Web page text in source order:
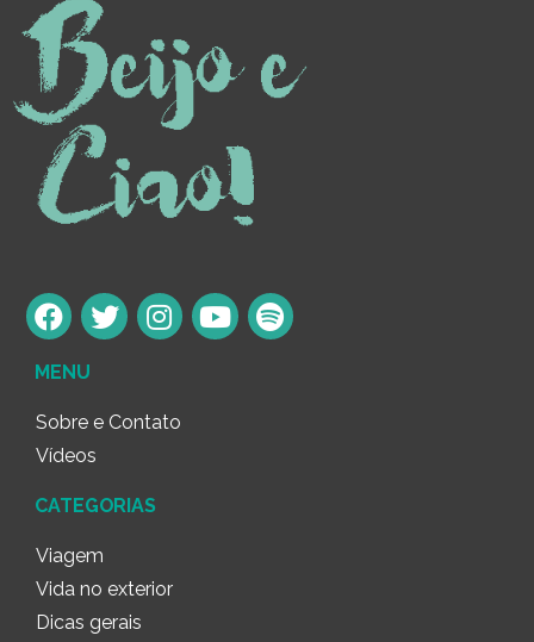
MENU
Sobre e Contato
Vídeos
CATEGORIAS
Viagem
Vida no exterior
Dicas gerais